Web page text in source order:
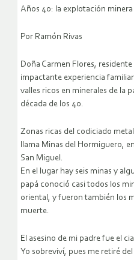
Años 40: la explotación
Por Ramón Rivas
Doña Carmen Flores,
impactante experiencia
valles ricos en minerales de la
década de los 40.
Zonas ricas del codiciado
llama Minas del Hormiguero,
San Miguel.
En el lugar hay seis minas y
papá conoció casi todos los
oriental, y fueron también los
muerte.
El asesino de mi padre fue el
Yo sobreviví, pues me retiré